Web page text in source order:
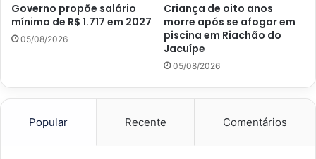
Governo propõe salário
mínimo de R$ 1.717 em 2027
05/08/2026
Criança de oito anos
morre após se afogar em
piscina em Riachão do
Jacuípe
05/08/2026
Popular Recente Comentários